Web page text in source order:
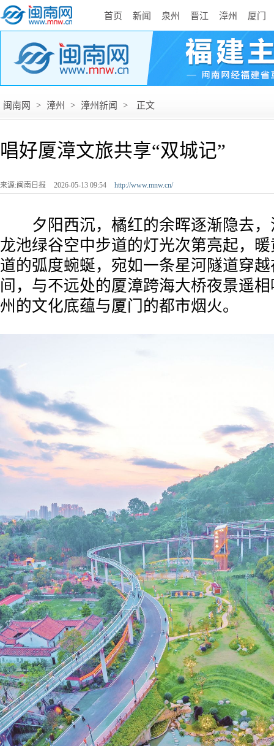
首页 新闻 泉州 晋江 漳州 厦门
闽南网 > 漳州 > 漳州新闻 > 正文
唱好厦漳文旅共享“双城记”
来源:闽南日报 2026-05-13 09:54 http://www.mnw.cn/
夕阳西沉，橘红的余晖逐渐隐去，
龙池绿谷空中步道的灯光次第亮起，
道的弧度蜿蜒，宛如一条星河隧道穿
间，与不远处的厦漳跨海大桥夜景遥
州的文化底蕴与厦门的都市烟火。